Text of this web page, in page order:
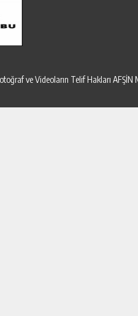
ve Videoların Telif Hakları